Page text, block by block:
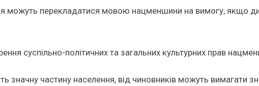
можуть перекладатися мовою нацменшини на вимогу, якщо
суспільно-політичних та загальних культурних прав
значну частину населення, від чиновників можуть